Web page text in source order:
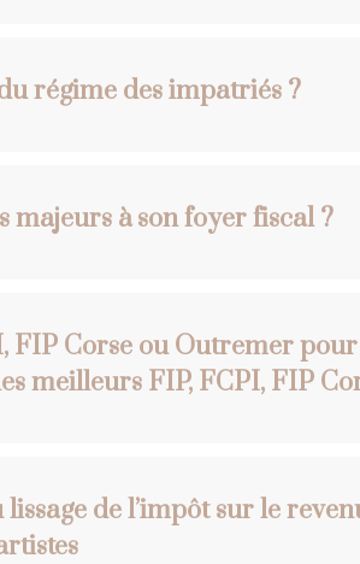
régime des impatriés ?
majeurs à son foyer fiscal ?
FIP Corse ou Outremer
meilleurs FIP, FCPI, FIP
lissage de l’impôt sur le